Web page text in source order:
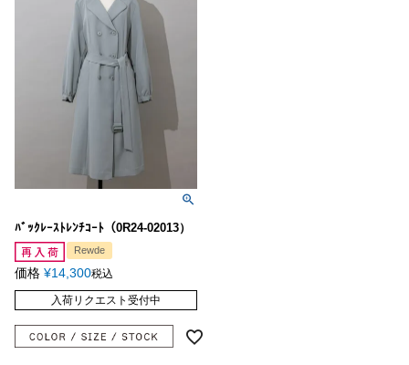
ﾊﾞｯｸﾚｰｽﾄﾚﾝﾁｺｰﾄ（0R24-02013）
Rewde
価格 ¥14,300税込
入荷リクエスト受付中